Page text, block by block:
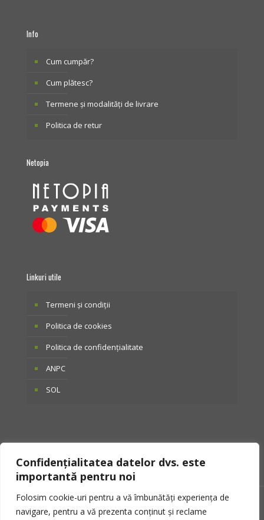
Confidențialitatea datelor dvs. este
importantă pentru noi
Folosim cookie-uri pentru a vă îmbunătăți experiența de
navigare, pentru a vă prezenta conținut și reclame
Info
Cum cumpăr?
Cum plătesc?
Termene și modalități de livrare
Politica de retur
Netopia
Linkuri utile
Termeni și condiții
Politica de cookies
Politica de confidențialitate
ANPC
SOL
© 2025 Otto Tactical. Toate drepturile rezervate.